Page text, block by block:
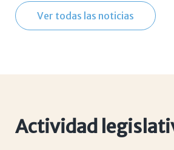
Ver todas las noticias
Actividad